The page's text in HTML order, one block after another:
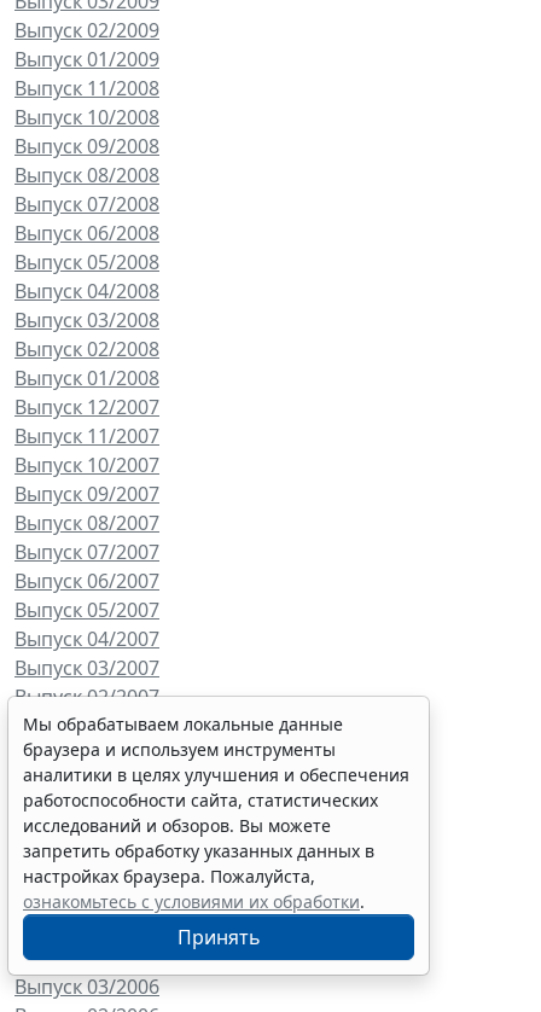
Выпуск 02/2009
Выпуск 01/2009
Выпуск 11/2008
Выпуск 10/2008
Выпуск 09/2008
Выпуск 08/2008
Выпуск 07/2008
Выпуск 06/2008
Выпуск 05/2008
Выпуск 04/2008
Выпуск 03/2008
Выпуск 02/2008
Выпуск 01/2008
Выпуск 12/2007
Выпуск 11/2007
Выпуск 10/2007
Выпуск 09/2007
Выпуск 08/2007
Выпуск 07/2007
Выпуск 06/2007
Выпуск 05/2007
Выпуск 04/2007
Выпуск 03/2007
Выпуск 02/2007
Выпуск 01/2007
Выпуск 12/2006
Выпуск 11/2006
Выпуск 10/2006
Выпуск 09/2006
Выпуск 08/2006
Выпуск 06/2006
Выпуск 05/2006
Выпуск 04/2006
Выпуск 03/2006
Мы обрабатываем локальные данные
браузера и используем инструменты
аналитики в целях улучшения и обеспечения
работоспособности сайта, статистических
исследований и обзоров. Вы можете
запретить обработку указанных данных в
настройках браузера. Пожалуйста,
ознакомьтесь с условиями их обработки.
Принять